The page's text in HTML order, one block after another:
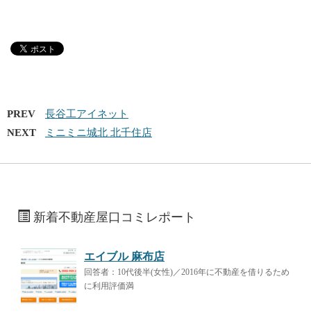
PREV
長谷工アイネット
NEXT
ミニミニ城北 北千住店
新着不動産屋口コミレポート
エイブル 麻布店
回答者：10代後半(女性)／2016年に不動産を借りるため
に利用評価満